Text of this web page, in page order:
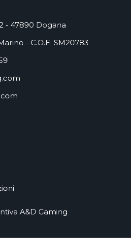
- 47890 Dogana
- C.O.E. SM20783
A&D Gaming